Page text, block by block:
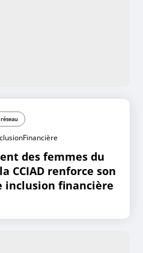
des femmes du
CCIAD renforce son
inclusion financière